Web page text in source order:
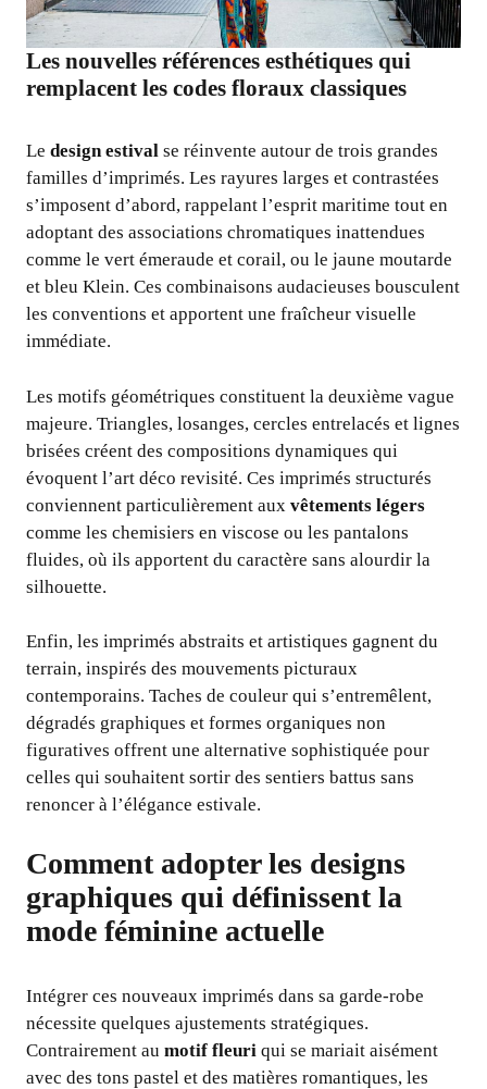
Les nouvelles références esthétiques qui
remplacent les codes floraux classiques
Le design estival se réinvente autour de trois grandes
familles d’imprimés. Les rayures larges et contrastées
s’imposent d’abord, rappelant l’esprit maritime tout en
adoptant des associations chromatiques inattendues
comme le vert émeraude et corail, ou le jaune moutarde
et bleu Klein. Ces combinaisons audacieuses bousculent
les conventions et apportent une fraîcheur visuelle
immédiate.
Les motifs géométriques constituent la deuxième vague
majeure. Triangles, losanges, cercles entrelacés et lignes
brisées créent des compositions dynamiques qui
évoquent l’art déco revisité. Ces imprimés structurés
conviennent particulièrement aux vêtements légers
comme les chemisiers en viscose ou les pantalons
fluides, où ils apportent du caractère sans alourdir la
silhouette.
Enfin, les imprimés abstraits et artistiques gagnent du
terrain, inspirés des mouvements picturaux
contemporains. Taches de couleur qui s’entremêlent,
dégradés graphiques et formes organiques non
figuratives offrent une alternative sophistiquée pour
celles qui souhaitent sortir des sentiers battus sans
renoncer à l’élégance estivale.
Comment adopter les designs
graphiques qui définissent la
mode féminine actuelle
Intégrer ces nouveaux imprimés dans sa garde-robe
nécessite quelques ajustements stratégiques.
Contrairement au motif fleuri qui se mariait aisément
avec des tons pastel et des matières romantiques, les